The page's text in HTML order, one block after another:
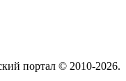
портал © 2010-2026.